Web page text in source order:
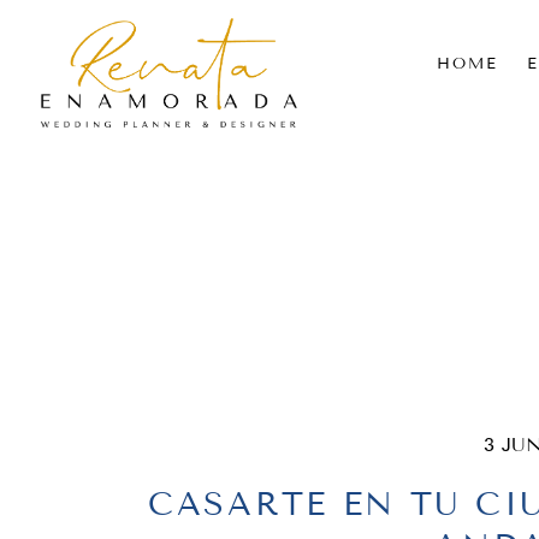
HOME
3
CASARTE EN TU